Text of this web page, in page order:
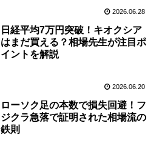
2026.06.28
日経平均7万円突破！キオクシア
はまだ買える？相場先生が注目ポ
イントを解説
2026.06.20
ローソク足の本数で損失回避！フ
ジクラ急落で証明された相場流の
鉄則